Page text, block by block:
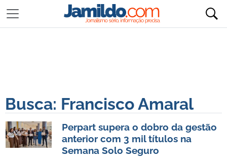
Busca: Francisco Amaral
Perpart supera o dobro da gestão
anterior com 3 mil títulos na
Semana Solo Seguro